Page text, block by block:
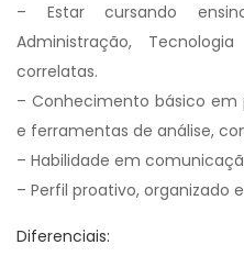
– Estar cursando
Administração,
correlatas.
– Conhecimento básico
e ferramentas de análise,
– Habilidade em
– Perfil proativo, organizado
Diferenciais: